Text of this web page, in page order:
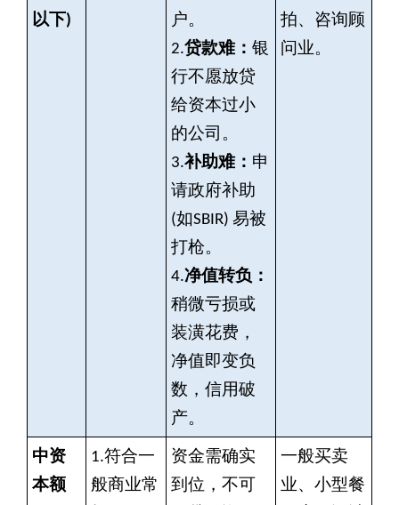
以下)
户。
2.贷款难： 银
行不愿放贷
给资本过小
的公司。
3.补助难： 申
请政府补助
(如SBIR) 易被
打枪。
4.净值转负：
稍微亏损或
装潢花费，
净值即变负
数，信用破
产。
拍、咨询顾
问业。
中资
本额
1.符合一
般商业常
资金需确实
到位，不可
一般买卖
业、小型餐